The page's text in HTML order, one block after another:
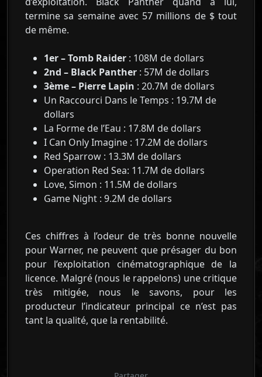
termine sa semaine avec 57 millions de $ tout
de même.
1er – Tomb Raider : 108M de dollars
2nd – Black Panther : 57M de dollars
3ème – Pierre Lapin : 20.7M de dollars
Un Raccourci Dans le Temps : 19.7M de
dollars
La Forme de l’Eau : 17.8M de dollars
I Can Only Imagine : 17.2M de dollars
Red Sparrow : 13.3M de dollars
Operation Red Sea: 11.7M de dollars
Love, Simon : 11.5M de dollars
Game Night : 9.2M de dollars
Ces chiffres à l’odeur de très bonne nouvelle
pour Warner, ne peuvent que présager du bon
pour l’exploitation cinématographique de la
licence. Malgré (nous le rappelons) une critique
très mitigée, nous le savons, pour les
producteur l’indicateur principal ce n’est pas
tant la qualité, que la rentabilité.